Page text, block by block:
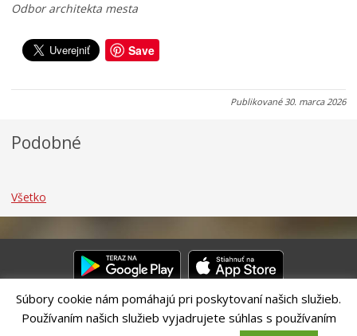
Odbor architekta mesta
Save
Publikované30. marca 2026
Podobné
7
0
8
6
7
0
8
6
5
0
8
6
Všetko
Riešenie CITIO 2.0| Technický prevádzkovateľ – MVI Technology sk,
Súbory cookie nám pomáhajú pri poskytovaní našich služieb.
Používaním našich služieb vyjadrujete súhlas s používaním